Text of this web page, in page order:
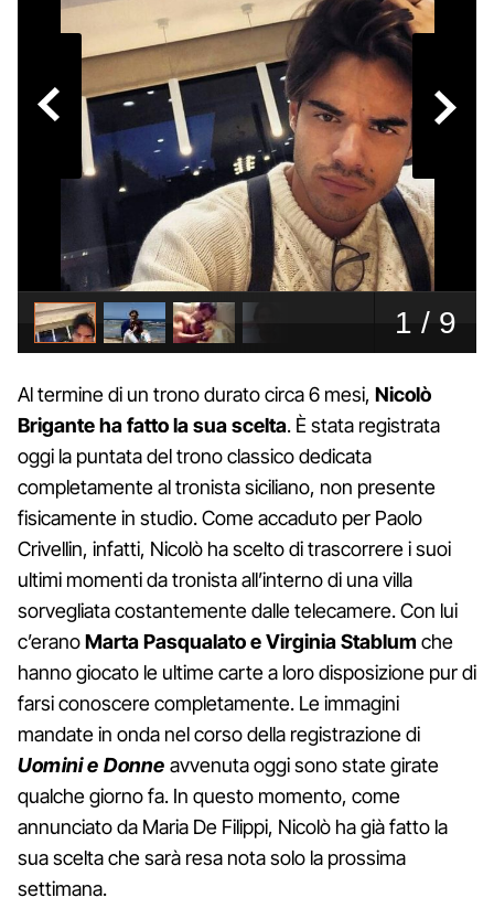
Al termine di un trono durato circa 6 mesi, Nicolò
Brigante ha fatto la sua scelta. È stata registrata
oggi la puntata del trono classico dedicata
completamente al tronista siciliano, non presente
fisicamente in studio. Come accaduto per Paolo
Crivellin, infatti, Nicolò ha scelto di trascorrere i suoi
ultimi momenti da tronista all’interno di una villa
sorvegliata costantemente dalle telecamere. Con lui
c’eranoMarta Pasqualato e Virginia Stablum che
hanno giocato le ultime carte a loro disposizione pur di
farsi conoscere completamente. Le immagini
mandate in onda nel corso della registrazione di
Uomini e Donne avvenuta oggi sono state girate
qualche giorno fa. In questo momento, come
annunciato da Maria De Filippi, Nicolò ha già fatto la
sua scelta che sarà resa nota solo la prossima
settimana.